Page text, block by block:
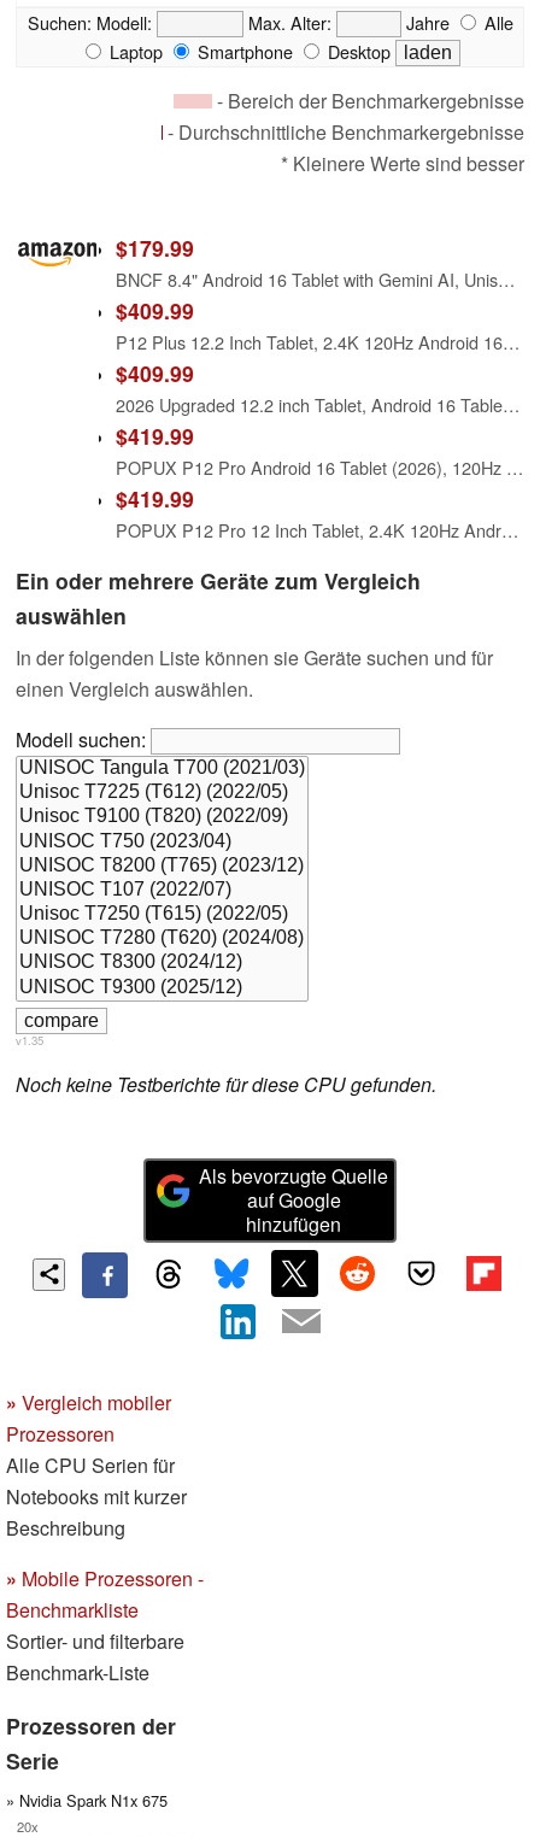
Suchen: Modell: Max. Alter: Jahre
Alle
Laptop
Smartphone Desktop
- Bereich der Benchmarkergebnisse
- Durchschnittliche Benchmarkergebnisse
* Kleinere Werte sind besser
$179.99
BNCF 8.4" Android 16 Tablet with Gemini AI, Unisoc T7300 Octa-Core 24(8+16) GB RAM 128GB ROM 2TB TF, FHD 90Hz Portable BPad T1, 13MP Camera 4G LTE & Wi-Fi 6 & BT5.4 & GPS 5500mAh with Protective Case
$409.99
P12 Plus 12.2 Inch Tablet, 2.4K 120Hz Android 16 Tablet with Gemini AI, 48GB+256GB, 12000mAh/18W, Unisoc T7300 Octa-Core, 13MP+8MP, WiFi 5, Face ID, Bluetooth 5.4, Tablet with Keyboard, Pen, Case-Blue
$409.99
2026 Upgraded 12.2 inch Tablet, Android 16 Tablet with Gemini AI, 2.4K 120Hz Display, 48GB RAM+256GB ROM, Unisoc T7300 Octa-Core, 12000mAh/18W, 13MP+8MP, Widevine L1, Tablet with Keyboard, Pen, Black
$419.99
POPUX P12 Pro Android 16 Tablet (2026), 120Hz 2.4K Tablet 12 inch Android with Gemini AI, 48GB+256GB/2TB, Unisoc T7300 Octa-Core, 12000mAh, 13MP+8MP, Widevine L1, Tablet with Sim Card Slot, Pen, Blue
$419.99
POPUX P12 Pro 12 Inch Tablet, 2.4K 120Hz Android 16 Tablet with Gemini AI, 48GB+256GB/2TB, 12000mAh, Unisoc T7300 Octa-Core, 13MP+8MP, WiFi 5, Face ID, 4G LTE, Tablet with Keyboard, Pen, Case-Black
Ein oder mehrere Geräte zum Vergleich
auswählen
In der folgenden Liste können sie Geräte suchen und für
einen Vergleich auswählen.
Modell suchen:
v1.35
Noch keine Testberichte für diese CPU gefunden.
Als bevorzugte Quelle
auf Google
hinzufügen
» Vergleich mobiler
Prozessoren
Alle CPU Serien für
Notebooks mit kurzer
Beschreibung
» Mobile Prozessoren -
Benchmarkliste
Sortier- und filterbare
Benchmark-Liste
Prozessoren der
Serie
» Nvidia Spark N1x 675
20x